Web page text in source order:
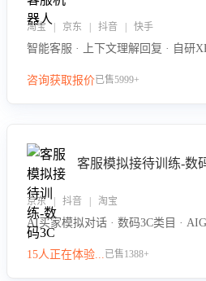
淘宝 | 京东 | 抖音 | 快手
智能客服 · 上下文理解回复 · 自研
咨询获取报价已售5999+
客服模拟接待训练-数
京东 | 抖音 | 淘宝
AI买家模拟对话 · 数码3C类目 ·
15人正在体验...已售1388+